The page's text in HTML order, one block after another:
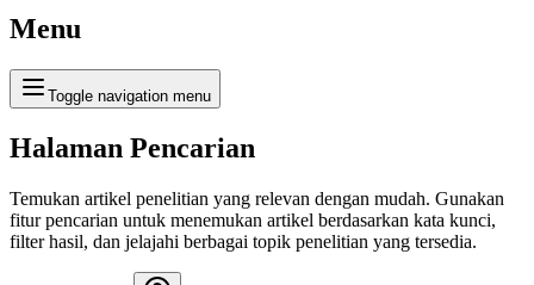
Menu
Toggle navigation menu
Halaman Pencarian
Temukan artikel penelitian yang relevan dengan mudah. Gunakan
fitur pencarian untuk menemukan artikel berdasarkan kata kunci,
filter hasil, dan jelajahi berbagai topik penelitian yang tersedia.